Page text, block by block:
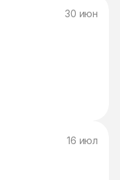
30 июн
16 июл